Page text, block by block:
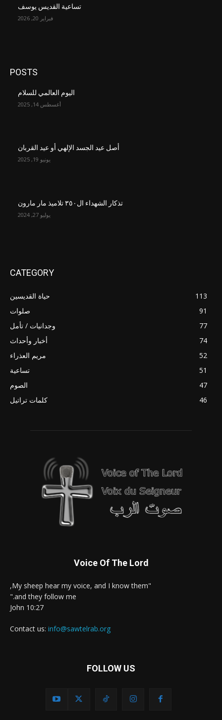
تساعية القديس يوسف
فبراير 20, 2026
POSTS
اليوم العالمي للسلام
أغسطس 14, 2025
أصل عيد الجسد الإلهي أو عيد القربان
يونيو 19, 2025
تذكار الشهداء ال٣٥٠ تلاميذ مار مارون
يوليو 27, 2024
CATEGORY
حياة القديسين
113
صلوات
91
وجدانيات / تأمل
77
أخبار وأحداث
74
مريم العذراء
52
تساعية
51
الصوم
47
كلمات تراتيل
46
Voice Of The Lord
"My sheep hear my voice, and I know them,
and they follow me."
John 10:27
Contact us: info@sawtelrab.org
FOLLOW US